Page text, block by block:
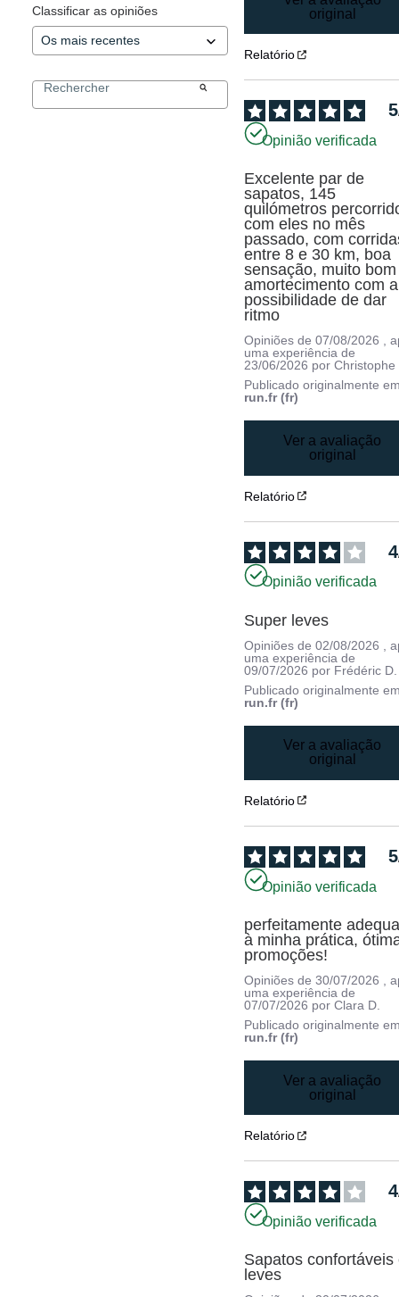
Classificar as opiniões
original
Relatório
5
Opinião verificada
Excelente par de
sapatos, 145
quilómetros
com eles no mês
passado, com
entre 8 e 30 km, boa
sensação, muito bom
amortecimento com a
possibilidade de dar
ritmo
Opiniões de07/08/2026 ,
uma experiência de
23/06/2026 porChristophe
Publicado originalmente
run.fr (fr)
Ver a avaliação
original
Relatório
4
Opinião verificada
Super leves
Opiniões de02/08/2026
,
uma experiência de
09/07/2026 por Frédéric D.
Publicado originalmente
run.fr (fr)
Ver a avaliação
original
Relatório
5
Opinião verificada
perfeitamente
à minha prática,
promoções!
Opiniões de30/07/2026
,
uma experiência de
07/07/2026 porClara D.
Publicado originalmente
run.fr (fr)
Ver a avaliação
original
Relatório
4
Opinião verificada
Sapatos confortáveis
leves